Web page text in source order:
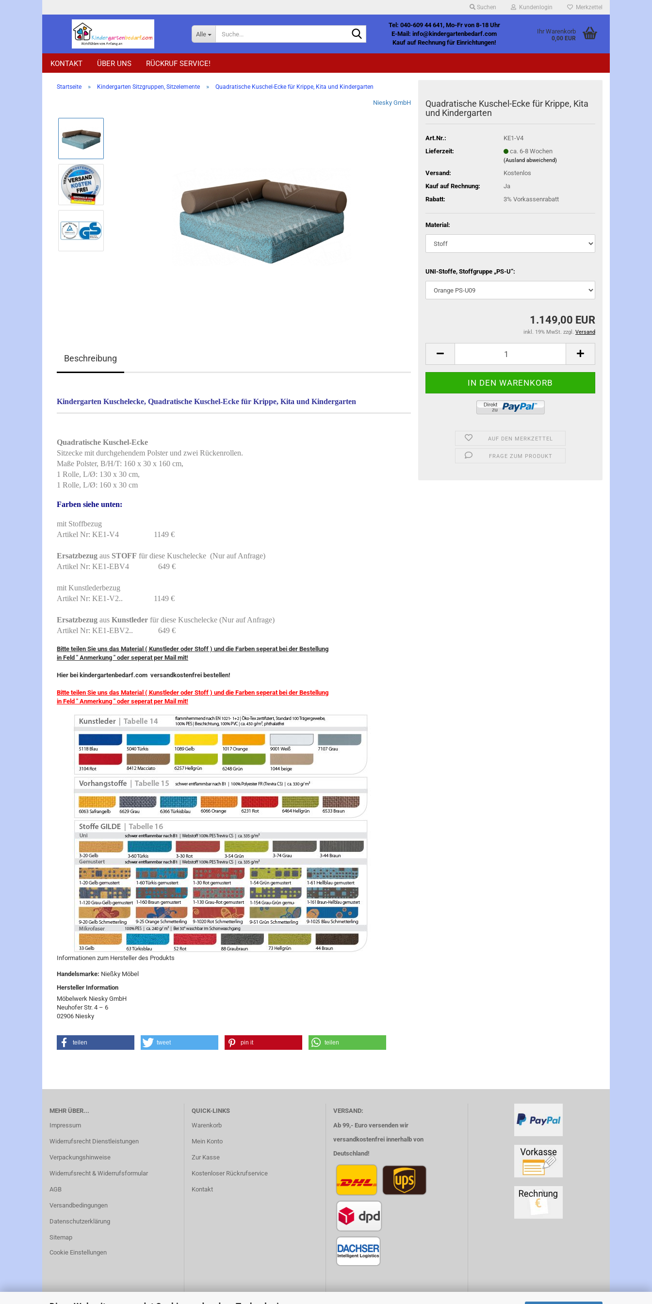
Suchen Kundenlogin Merkzettel
Alle
Tel: 040-609 44 641, Mo-Fr von 8-18 Uhr
E-Mail: info@kindergartenbedarf.com
Kauf auf Rechnung für Einrichtungen!
Ihr Warenkorb
0,00 EUR
KONTAKT ÜBER UNS RÜCKRUF SERVICE!
Startseite » Kindergarten Sitzgruppen, Sitzelemente » Quadratische Kuschel-Ecke für Krippe, Kita und Kindergarten
Niesky GmbH
Quadratische Kuschel-Ecke für Krippe, Kita
und Kindergarten
Art.Nr.:
KE1-V4
Lieferzeit:
ca. 6-8 Wochen
(Ausland abweichend)
Versand:
Kostenlos
Kauf auf Rechnung:
Ja
Rabatt:
3% Vorkassenrabatt
Material:
UNI-Stoffe, Stoffgruppe „PS-U“:
1.149,00 EUR
inkl. 19% MwSt. zzgl. Versand
AUF DEN MERKZETTEL
FRAGE ZUM PRODUKT
Beschreibung
Kindergarten Kuschelecke, Quadratische Kuschel-Ecke für Krippe, Kita und Kindergarten
Quadratische Kuschel-Ecke
Sitzecke mit durchgehendem Polster und zwei Rückenrollen.
Maße Polster, B/H/T: 160 x 30 x 160 cm,
1 Rolle, L/Ø: 130 x 30 cm,
1 Rolle, L/Ø: 160 x 30 cm
Farben siehe unten:
mit Stoffbezug
Artikel Nr: KE1-V4 1149 €
Ersatzbezug aus STOFF für diese Kuschelecke (Nur auf Anfrage)
Artikel Nr: KE1-EBV4 649 €
mit Kunstlederbezug
Artikel Nr: KE1-V2.. 1149 €
Ersatzbezug aus Kunstleder für diese Kuschelecke (Nur auf Anfrage)
Artikel Nr: KE1-EBV2.. 649 €
Bitte teilen Sie uns das Material ( Kunstleder oder Stoff ) und die Farben seperat bei der Bestellung
in Feld " Anmerkung " oder seperat per Mail mit!
Hier bei kindergartenbedarf.com versandkostenfrei bestellen!
Bitte teilen Sie uns das Material ( Kunstleder oder Stoff ) und die Farben seperat bei der Bestellung
in Feld " Anmerkung " oder seperat per Mail mit!
Informationen zum Hersteller des Produkts
Handelsmarke: Nießky Möbel
Hersteller Information
Möbelwerk Niesky GmbH
Neuhofer Str. 4 – 6
02906 Niesky
teilen tweet pin it teilen
MEHR ÜBER...
Impressum
Widerrufsrecht Dienstleistungen
Verpackungshinweise
Widerrufsrecht & Widerrufsformular
AGB
Versandbedingungen
Datenschutzerklärung
Sitemap
Cookie Einstellungen
QUICK-LINKS
Warenkorb
Mein Konto
Zur Kasse
Kostenloser Rückrufservice
Kontakt
VERSAND:
Ab 99,- Euro versenden wir
versandkostenfrei innerhalb von
Deutschland!